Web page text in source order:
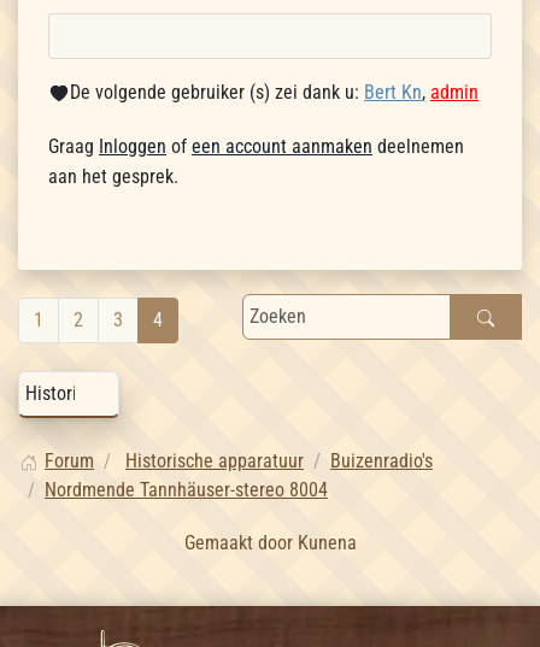
De volgende gebruiker (s) zei dank u: Bert Kn, admin
Graag Inloggen of een account aanmaken deelnemen
aan het gesprek.
1 2 3 4
Forum Historische apparatuur
Buizenradio's
Nordmende Tannhäuser-stereo 8004
Gemaakt door Kunena